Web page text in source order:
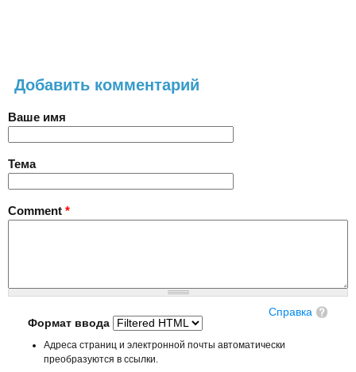
Добавить комментарий
Ваше имя
Тема
Comment *
Справка
Формат ввода
Адреса страниц и электронной почты автоматически
преобразуются в ссылки.